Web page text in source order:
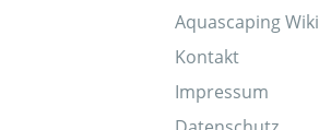
Aquascaping Wiki
Kontakt
Impressum